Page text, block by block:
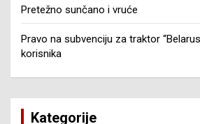
Pretežno sunčano i vruće
Pravo na subvenciju za traktor
korisnika
Kategorije